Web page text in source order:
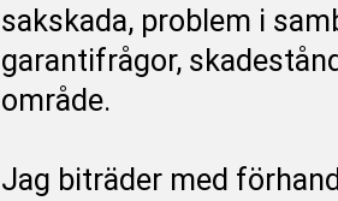
sakskada, problem i
garantifrågor,
område.
Jag biträder med